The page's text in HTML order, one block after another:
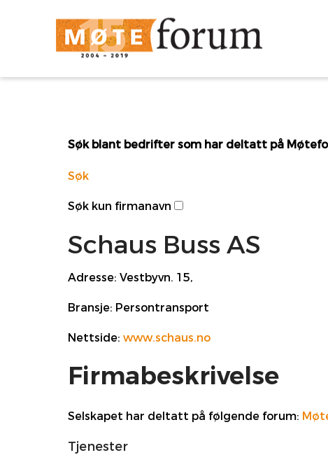
Søk blant bedrifter som har deltatt på
Søk
Søk kun firmanavn
Schaus Buss AS
Adresse: Vestbyvn. 15,
Bransje: Persontransport
Nettside: www.schaus.no
Firmabeskrivelse
Selskapet har deltatt på følgende forum:
Tjenester